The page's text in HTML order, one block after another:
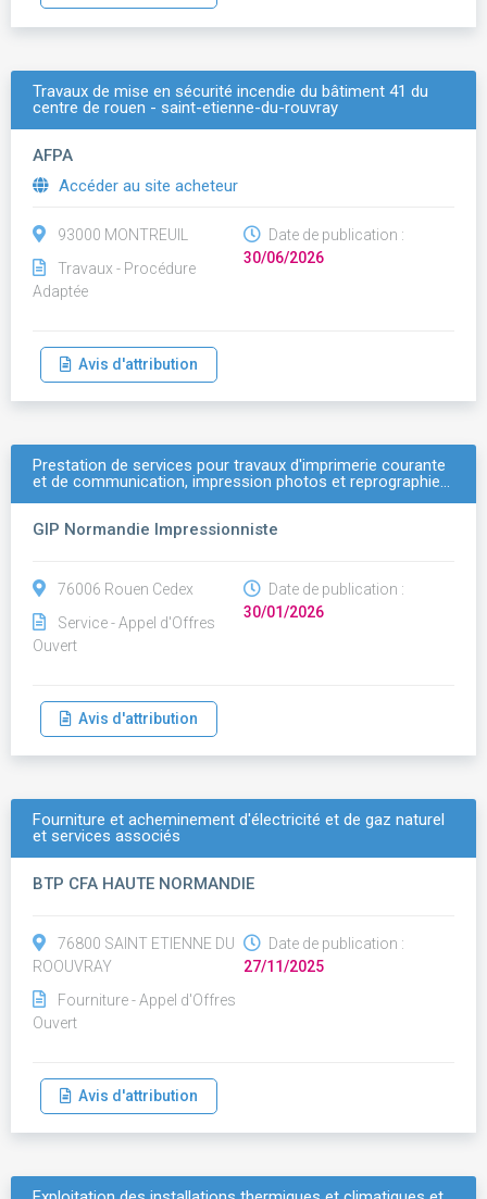
Travaux de mise en sécurité incendie du bâtiment 41 du
centre de rouen - saint-etienne-du-rouvray
AFPA
Accéder au site acheteur
93000 MONTREUIL
Travaux - Procédure
Adaptée
Date de publication :
30/06/2026
Avis d'attribution
Prestation de services pour travaux d'imprimerie courante
et de communication, impression photos et reprographie…
GIP Normandie Impressionniste
76006 Rouen Cedex
Service - Appel d'Offres
Ouvert
Date de publication :
30/01/2026
Avis d'attribution
Fourniture et acheminement d'électricité et de gaz naturel
et services associés
BTP CFA HAUTE NORMANDIE
76800 SAINT ETIENNE DU
ROOUVRAY
Fourniture - Appel d'Offres
Ouvert
Date de publication :
27/11/2025
Avis d'attribution